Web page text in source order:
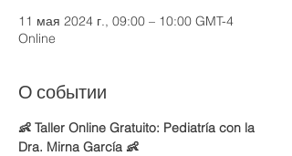
11 мая 2024 г., 09:00 – 10:00 GMT-4
Online
О событии
👶 Taller Online Gratuito: Pediatría con la
Dra. Mirna García 👶